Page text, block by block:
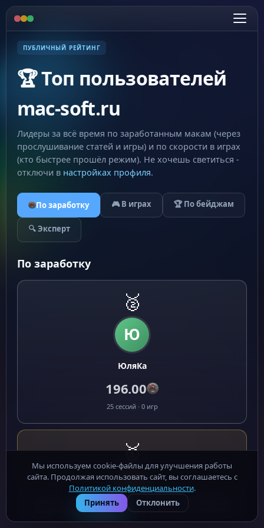
ПУБЛИЧНЫЙ РЕЙТИНГ
🏆 Топ пользователей
mac-soft.ru
Лидеры за всё время по заработанным макам (через
прослушивание статей и игры) и по скорости в играх
(кто быстрее прошёл режим). Не хочешь светиться -
отключи в настройках профиля.
По заработку 🎮 В играх 🏆 По бейджам
🔍 Эксперт
По заработку
🥈
Ю
ЮляКа
196.00
25 сессий · 0 игр
🥇
Василий
Mac-Soft.ru - бесплатные программы для macOS ·
конфиденциальности
· Роскомнадзор (ОПД): № 32-26-014202
Мы используем cookie-файлы для улучшения работы
сайта. Продолжая использовать сайт, вы соглашаетесь с
Политикой конфиденциальности.
Принять
Отклонить